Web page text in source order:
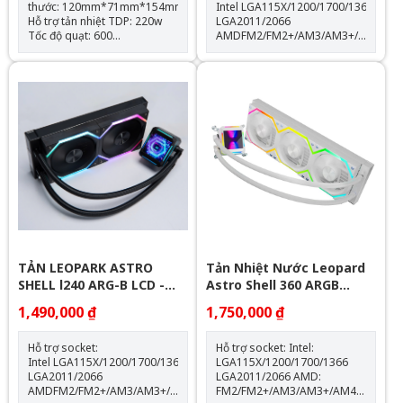
thước: 120mm*71mm*154mm
Hỗ trợ tản nhiệt TDP: 220w
Tốc độ quạt: 600
-1500RPM(±10%) Hỗ trợ
Socket LGA 1700 & AM5
Trang bị 4 ống đồng dẫn
nhiệt Quạt tản nhiệt: 120mm
Intel LGA115X/1200/1700/1366
LGA2011/2066
AMDFM2/FM2+/AM3/AM3+/AM4/
Thông số kỹ thuật: Kích thước
quạt: 120*120*25mm Tốc độ
thọ quạt: 40.000 giờ Độ ồn:
31.5dBA Vòng bi: Hydraulic
Tuổi thọ máy bơm: 30.000 giờ
độ ồn: 30dBA tốc độ bơm:
2400 +- 10%
TẢN LEOPARK ASTRO
SHELL l240 ARG-B LCD -
1,490,000 ₫
Hỗ trợ socket:
Intel LGA115X/1200/1700/1366
LGA2011/2066
AMDFM2/FM2+/AM3/AM3+/AM4/AM5
Tản Nhiệt Nước Leopard
Astro Shell 360 ARGB
Digital LCD - White
1,750,000 ₫
Hỗ trợ socket: Intel:
LGA115X/1200/1700/1366
LGA2011/2066 AMD:
FM2/FM2+/AM3/AM3+/AM4/AM5